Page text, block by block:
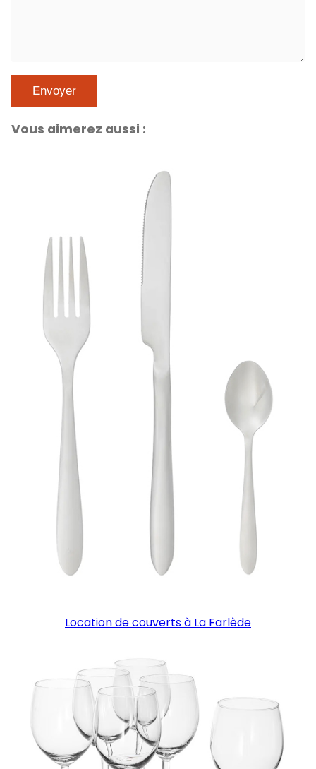
Vous aimerez aussi :
Location de couverts à La Farlède